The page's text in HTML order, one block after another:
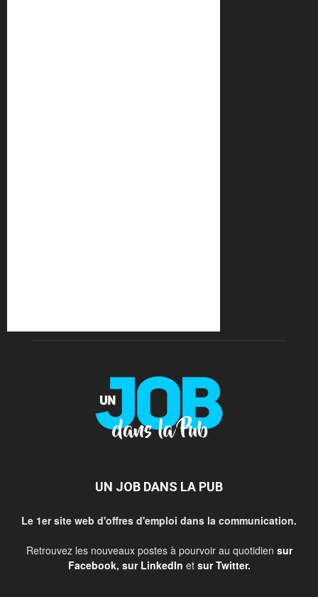
UN JOB DANS LA PUB
Le 1er site web d'offres d'emploi dans la communication.
Retrouvez les nouveaux postes à pourvoir au quotidien sur
Facebook, sur LinkedIn et sur Twitter.